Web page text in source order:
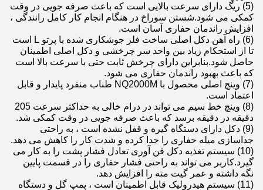
(5) ریگ دارای سرعت بالایی است که باعث صرفه جویی در وقت
کمکی می شود.شستن سوراخ در هنگام انجام کار کامل رانندگی ،
افزایش راندمان حفاری آسان است.
(6) راه آهن دکل اصلی ساخت فلز جوشکاری شده با پرتو L است
تا از استحکام زیاد بین واحد سر چرخشی و دکل اصلی اطمینان
حاصل شود.بنابراین دارای چرخش ثابت حتی با سرعت بالا است
که باعث بهبود راندمان حفاری می شود.
(7) وینچ اصلی محصول با NQ2000M طناب منفرد پایدار و قابل
اعتماد است.
(8) وینچ خط سیم می تواند در درام خالی به حداکثر سرعت 205
دقیقه در دقیقه برسد که باعث صرفه جویی در وقت کمکی شد.
(9) دکل دارای دستگاه گیره و قفل نشده است ، به راحتی
جداسازی میله حفاری را جدا کرده و شدت کار را کاهش می دهد.
(10) سیستم تغذیه دکل فن آوری تعادل فشار پشت را به کار می
گیرد.کاربر می تواند به راحتی فشار حفاری را در قسمت پایین
نگه داشته و عمر گیت مته را افزایش دهد.
(11) سیستم هیدرولیک قابل اطمینان است ، پمپ گل و دستگاه